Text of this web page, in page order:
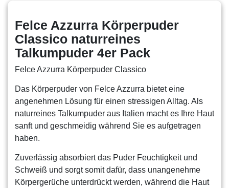
Felce Azzurra Körperpuder
Classico naturreines
Talkumpuder 4er Pack
Felce Azzurra Körperpuder Classico
Das Körperpuder von Felce Azzurra bietet eine
angenehmen Lösung für einen stressigen Alltag. Als
naturreines Talkumpuder aus Italien macht es Ihre Haut
sanft und geschmeidig während Sie es aufgetragen
haben.
Zuverlässig absorbiert das Puder Feuchtigkeit und
Schweiß und sorgt somit dafür, dass unangenehme
Körpergerüche unterdrückt werden, während die Haut